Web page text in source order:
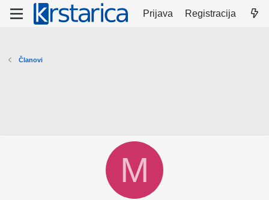
Prijava Registracija
Članovi
M